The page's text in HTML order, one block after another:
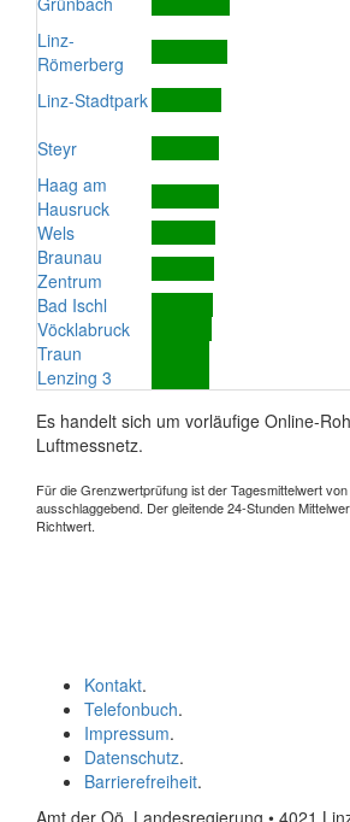
Linz-
Römerberg
Linz-Stadtpark
Steyr
Haag am
Hausruck
Wels
Braunau
Zentrum
Bad Ischl
Vöcklabruck
Traun
Lenzing 3
Es handelt sich um vorläufige Online-
Luftmessnetz.
Für die Grenzwertprüfung ist der Tagesmittelwert
ausschlaggebend. Der gleitende 24-Stunden
Richtwert.
Kontakt.
Telefonbuch.
Impressum.
Datenschutz.
Barrierefreiheit.
Amt der Oö. Landesregierung • 4021